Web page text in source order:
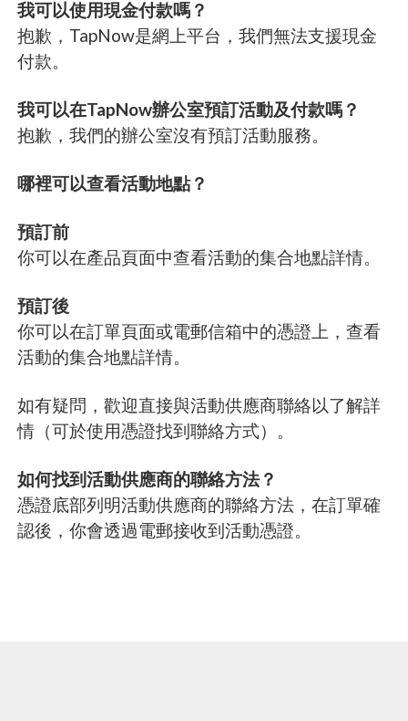
我可以使用現金付款嗎？
抱歉，TapNow是網上平台，我們無法支援現金
付款。
我可以在TapNow辦公室預訂活動及付款嗎？
抱歉，我們的辦公室沒有預訂活動服務。
哪裡可以查看活動地點？
預訂前
你可以在產品頁面中查看活動的集合地點詳情。
預訂後
你可以在訂單頁面或電郵信箱中的憑證上，查看
活動的集合地點詳情。
如有疑問，歡迎直接與活動供應商聯絡以了解詳
情（可於使用憑證找到聯絡方式）。
如何找到活動供應商的聯絡方法？
憑證底部列明活動供應商的聯絡方法，在訂單確
認後，你會透過電郵接收到活動憑證。